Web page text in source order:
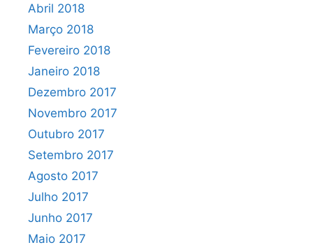
Abril 2018
Março 2018
Fevereiro 2018
Janeiro 2018
Dezembro 2017
Novembro 2017
Outubro 2017
Setembro 2017
Agosto 2017
Julho 2017
Junho 2017
Maio 2017